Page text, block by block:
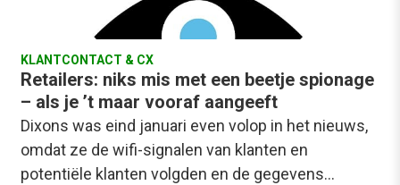
KLANTCONTACT & CX
Retailers: niks mis met een beetje spionage
– als je ’t maar vooraf aangeeft
Dixons was eind januari even volop in het nieuws,
omdat ze de wifi-signalen van klanten en
potentiële klanten volgden en de gegevens…